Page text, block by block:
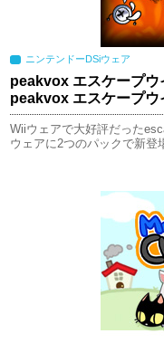
ニンテンドーDSiウェア
peakvox エスケープウ
peakvox エスケープウ
Wiiウェアで大好評だった
ウェアに2つのパックで新登